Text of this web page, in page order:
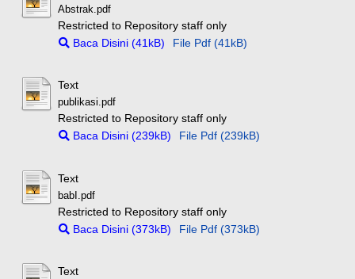
Abstrak.pdf
Restricted to Repository staff only
Baca Disini (41kB)
File Pdf (41kB)
Text
publikasi.pdf
Restricted to Repository staff only
Baca Disini (239kB)
File Pdf (239kB)
Text
babI.pdf
Restricted to Repository staff only
Baca Disini (373kB)
File Pdf (373kB)
Text